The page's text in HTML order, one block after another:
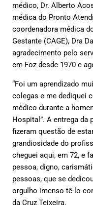
médico, Dr. Alberto
médica do Pronto
coordenadora médica
Gestante (CAGE), Dra
agradecimento pelo
em Foz desde 1970 e
“Foi um aprendizado
colegas e me dediquei
médico durante a
Hospital”. A entrega da
fizeram questão de
grandiosidade do
cheguei aqui, em 72, e
pessoa, digno,
pessoas, que se
orgulho imenso tê-lo
da Cruz Teixeira.